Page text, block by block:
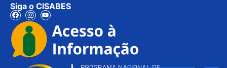
Siga o CISABES